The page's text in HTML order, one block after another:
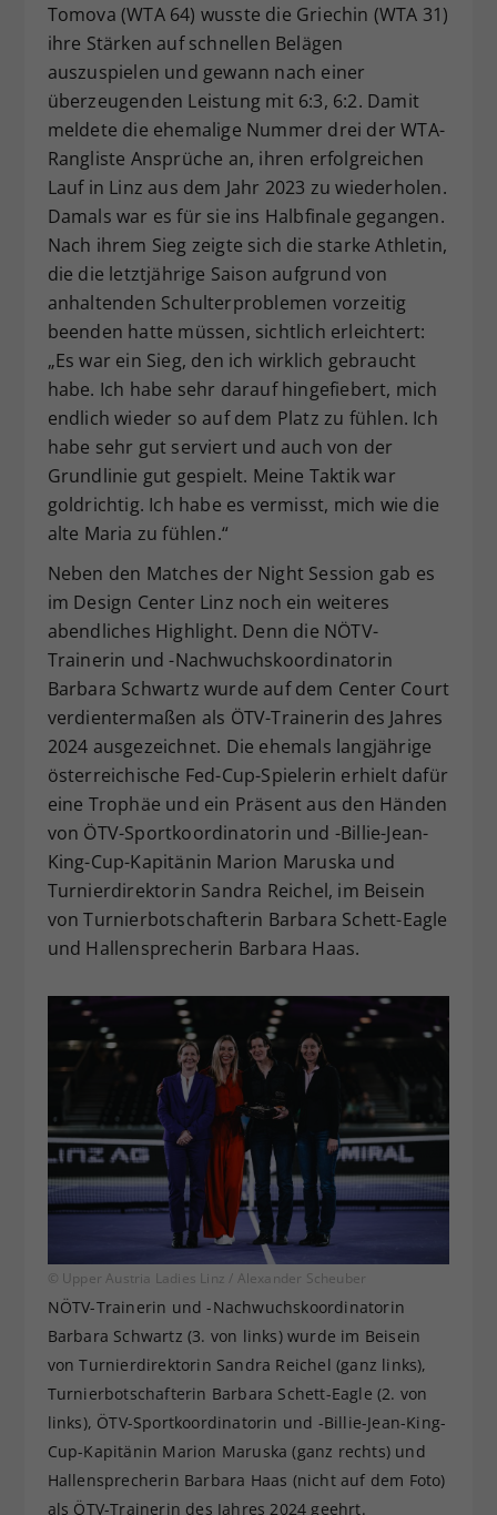
Tomova (WTA 64) wusste die Griechin (WTA 31)
ihre Stärken auf schnellen Belägen
auszuspielen und gewann nach einer
überzeugenden Leistung mit 6:3, 6:2. Damit
meldete die ehemalige Nummer drei der WTA-
Rangliste Ansprüche an, ihren erfolgreichen
Lauf in Linz aus dem Jahr 2023 zu wiederholen.
Damals war es für sie ins Halbfinale gegangen.
Nach ihrem Sieg zeigte sich die starke Athletin,
die die letztjährige Saison aufgrund von
anhaltenden Schulterproblemen vorzeitig
beenden hatte müssen, sichtlich erleichtert:
„Es war ein Sieg, den ich wirklich gebraucht
habe. Ich habe sehr darauf hingefiebert, mich
endlich wieder so auf dem Platz zu fühlen. Ich
habe sehr gut serviert und auch von der
Grundlinie gut gespielt. Meine Taktik war
goldrichtig. Ich habe es vermisst, mich wie die
alte Maria zu fühlen.“
Neben den Matches der Night Session gab es
im Design Center Linz noch ein weiteres
abendliches Highlight. Denn die NÖTV-
Trainerin und -Nachwuchskoordinatorin
Barbara Schwartz wurde auf dem Center Court
verdientermaßen als ÖTV-Trainerin des Jahres
2024 ausgezeichnet. Die ehemals langjährige
österreichische Fed-Cup-Spielerin erhielt dafür
eine Trophäe und ein Präsent aus den Händen
von ÖTV-Sportkoordinatorin und -Billie-Jean-
King-Cup-Kapitänin Marion Maruska und
Turnierdirektorin Sandra Reichel, im Beisein
von Turnierbotschafterin Barbara Schett-Eagle
und Hallensprecherin Barbara Haas.
© Upper Austria Ladies Linz / Alexander Scheuber
NÖTV-Trainerin und -Nachwuchskoordinatorin
Barbara Schwartz (3. von links) wurde im Beisein
von Turnierdirektorin Sandra Reichel (ganz links),
Turnierbotschafterin Barbara Schett-Eagle (2. von
links), ÖTV-Sportkoordinatorin und -Billie-Jean-King-
Cup-Kapitänin Marion Maruska (ganz rechts) und
Hallensprecherin Barbara Haas (nicht auf dem Foto)
als ÖTV-Trainerin des Jahres 2024 geehrt.